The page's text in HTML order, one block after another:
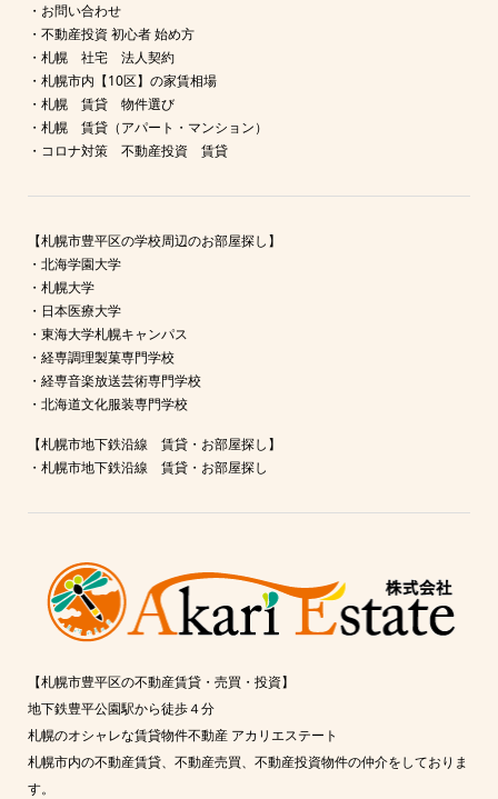
・ お問い合わせ
・ 不動産投資 初心者 始め方
・ 札幌 社宅 法人契約
・ 札幌市内【10区】の家賃相場
・ 札幌 賃貸 物件選び
・ 札幌 賃貸（アパート・マンション）
・ コロナ対策 不動産投資 賃貸
【札幌市豊平区の学校周辺のお部屋探し】
・ 北海学園大学
・ 札幌大学
・ 日本医療大学
・ 東海大学札幌キャンパス
・ 経専調理製菓専門学校
・ 経専音楽放送芸術専門学校
・ 北海道文化服装専門学校
【札幌市地下鉄沿線 賃貸・お部屋探し】
・ 札幌市地下鉄沿線 賃貸・お部屋探し
【札幌市豊平区の不動産賃貸・売買・投資】
地下鉄豊平公園駅から徒歩４分
札幌のオシャレな賃貸物件不動産 アカリエステート
札幌市内の不動産賃貸、不動産売買、不動産投資物件の仲介をしておりま
す。